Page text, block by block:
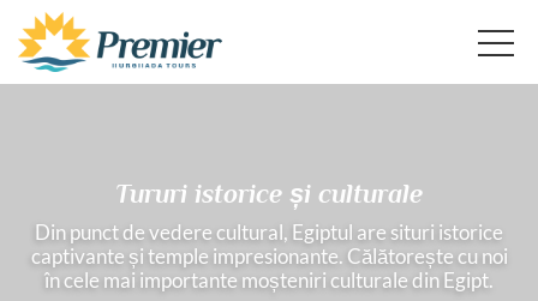
Tururi istorice și culturale
Din punct de vedere cultural, Egiptul are situri istorice
captivante și temple impresionante. Călătorește cu noi
în cele mai importante moșteniri culturale din Egipt.